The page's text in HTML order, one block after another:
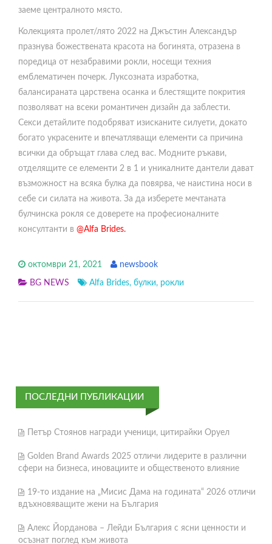
заеме централното място.
Колекцията пролет/лято 2022 на Джъстин Александър
празнува божествената красота на богинята, отразена в
поредица от незабравими рокли, носещи техния
емблематичен почерк. Луксозната изработка,
балансираната царствена осанка и блестящите покрития
позволяват на всеки романтичен дизайн да заблести.
Секси детайлите подобряват изисканите силуети, докато
богато украсените и впечатляващи елементи са причина
всички да обръщат глава след вас. Модните ръкави,
отделящите се елементи 2 в 1 и уникалните дантели дават
възможност на всяка булка да повярва, че наистина носи в
себе си силата на живота. За да изберете мечтаната
булчинска рокля се доверете на професионалните
консултанти в @Alfa Brides.
октомври 21, 2021 newsbook
BG NEWS Alfa Brides, булки, рокли
ПОСЛЕДНИ ПУБЛИКАЦИИ
Петър Стоянов награди ученици, цитирайки Оруел
Golden Brand Awards 2025 отличи лидерите в различни
сфери на бизнеса, иновациите и общественото влияние
19-то издание на „Мисис Дама на годината“ 2026 отличи
вдъхновяващите жени на България
Алекс Йорданова – Лейди България с ясни ценности и
осъзнат поглед към живота